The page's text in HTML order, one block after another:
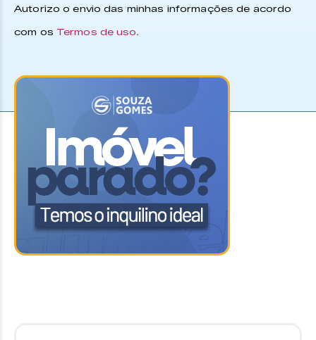
Autorizo o envio das minhas informações de acordo
com os Termos de uso.